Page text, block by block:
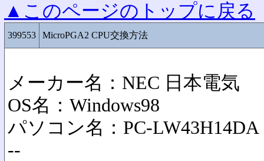
▲このページのトップに戻る
399553 MicroPGA2 CPU交換方法
メーカー名：NEC 日本電気
OS名：Windows98
パソコン名：PC-LW43H14DA
--